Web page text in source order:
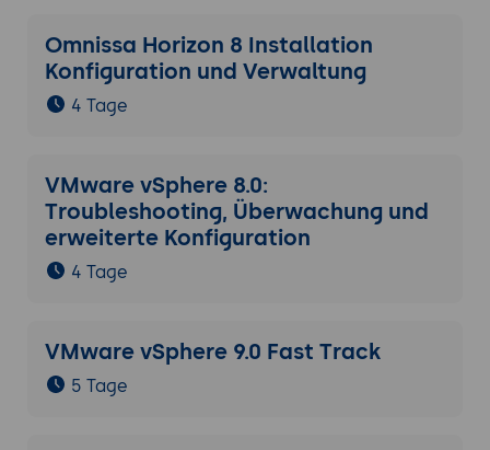
Omnissa Horizon 8 Installation
Konfiguration und Verwaltung
4 Tage
VMware vSphere 8.0:
Troubleshooting, Überwachung und
erweiterte Konfiguration
4 Tage
VMware vSphere 9.0 Fast Track
5 Tage